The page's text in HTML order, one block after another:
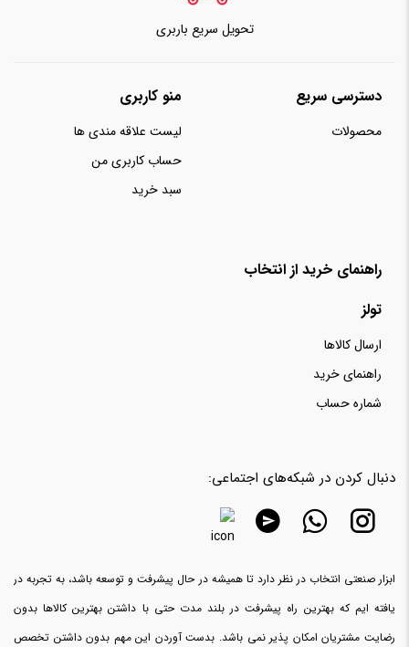
تحویل سریع باربری
دسترسی سریع
محصولات
منو کاربری
لیست علاقه مندی ها
حساب کاربری من
سبد خرید
راهنمای خرید از انتخاب
تولز
ارسال کالاها
راهنمای خرید
شماره حساب
دنبال کردن در شبکه‌های اجتماعی:
ابزار صنعتی انتخاب در نظر دارد تا همیشه در حال پیشرفت و توسعه باشد، به تجربه در
یافته ایم که بهترین راه پیشرفت در بلند مدت حتی با داشتن بهترین کالاها بدون
رضایت مشتریان امکان پذیر نمی باشد. بدست آوردن این مهم بدون داشتن تخصص